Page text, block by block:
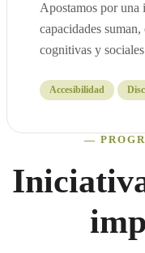
Apostamos por una
capacidades
cognitivas y
Accesibilidad
—